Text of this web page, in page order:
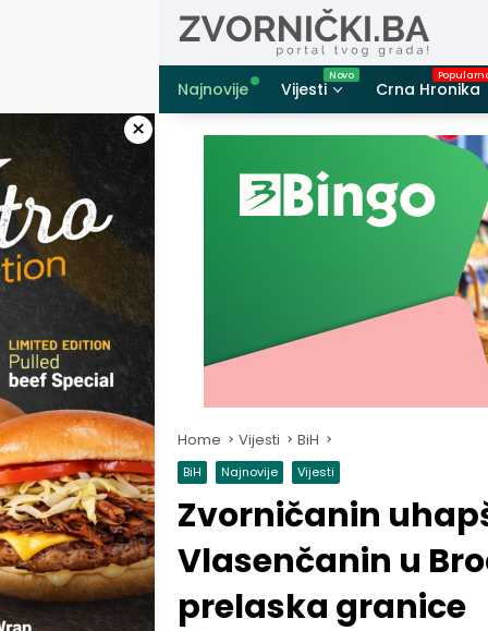
Najnovije
Vijesti Crna Hronika
×
Home Vijesti BiH
BiH Najnovije Vijesti
Zvorničanin
Vlasenčanin u
prelaska granice